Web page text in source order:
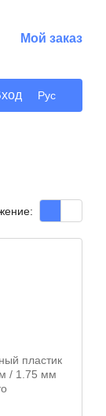
Мой заказ
Рус